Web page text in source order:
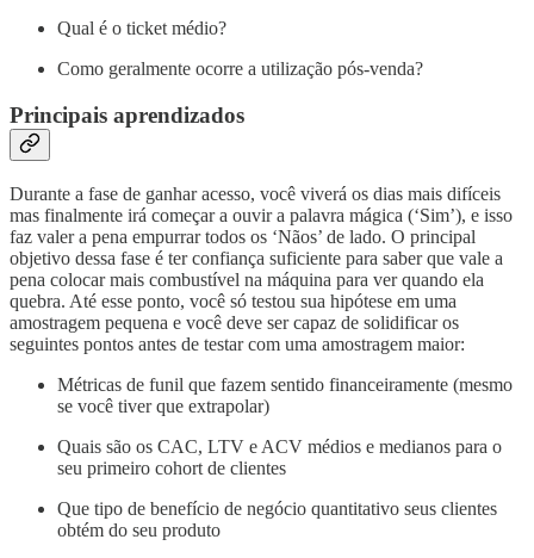
Qual é o ticket médio?
Como geralmente ocorre a utilização pós-venda?
Principais aprendizados
Durante a fase de ganhar acesso, você viverá os dias mais difíceis
mas finalmente irá começar a ouvir a palavra mágica (‘Sim’), e isso
faz valer a pena empurrar todos os ‘Nãos’ de lado. O principal
objetivo dessa fase é ter confiança suficiente para saber que vale a
pena colocar mais combustível na máquina para ver quando ela
quebra. Até esse ponto, você só testou sua hipótese em uma
amostragem pequena e você deve ser capaz de solidificar os
seguintes pontos antes de testar com uma amostragem maior:
Métricas de funil que fazem sentido financeiramente (mesmo
se você tiver que extrapolar)
Quais são os CAC, LTV e ACV médios e medianos para o
seu primeiro cohort de clientes
Que tipo de benefício de negócio quantitativo seus clientes
obtém do seu produto